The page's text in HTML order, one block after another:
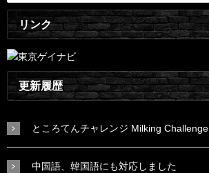
リンク
更新履歴
ところてんチャレンジ Milking Challenge
中国語、韓国語にも対応しました